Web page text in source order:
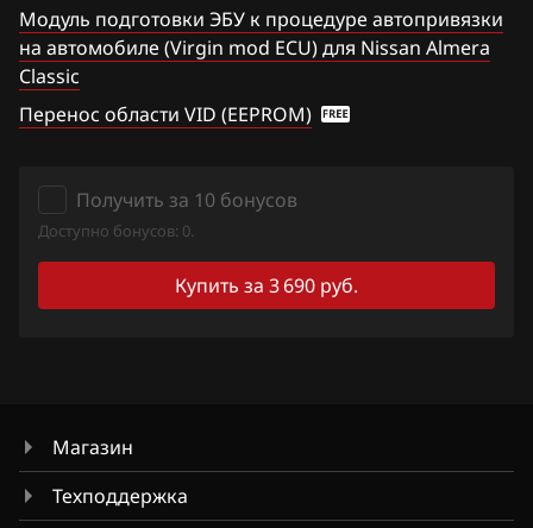
Haval
Hawtai
Honda
Howo
Hummer
Hyundai
Isuzu
Iveco
Tiida 1.6 Turbo 190hp
Titan
Versa Note
X-Trail 2.0
X-Trail 2.5
Модуль подготовки ЭБУ к процедуре автопривязки
на автомобиле (Virgin mod ECU) для Nissan Almera
Classic
Перенос области VID (EEPROM)
Получить за 10 бонусов
Доступно бонусов: 0.
Купить за 3 690 руб.
Магазин
Техподдержка